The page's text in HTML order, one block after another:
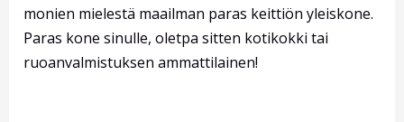
monien mielestä maailman paras keittiön yleiskone.
Paras kone sinulle, oletpa sitten kotikokki tai
ruoanvalmistuksen ammattilainen!